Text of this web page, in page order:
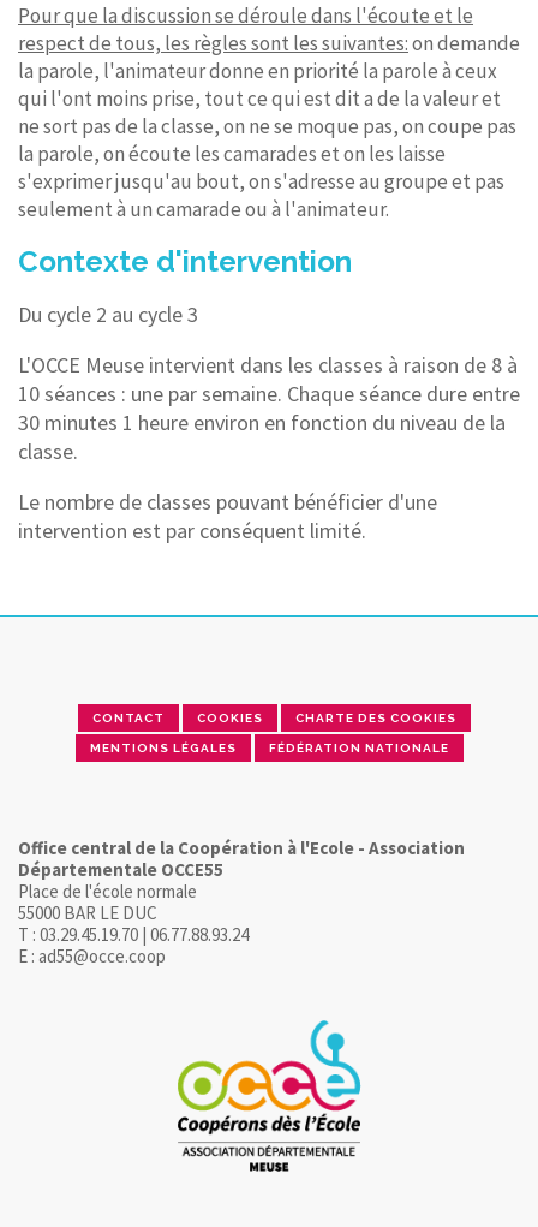
Pour que la discussion se déroule dans l'écoute et le
respect de tous, les règles sont les suivantes:on demande
la parole, l'animateur donne en priorité la parole à ceux
qui l'ont moins prise, tout ce qui est dit a de la valeur et
ne sort pas de la classe, on ne se moque pas, on coupe pas
la parole, on écoute les camarades et on les laisse
s'exprimer jusqu'au bout, on s'adresse au groupe et pas
seulement à un camarade ou à l'animateur.
Contexte d'intervention
Du cycle 2 au cycle 3
L'OCCE Meuse intervient dans les classes à raison de 8 à
10 séances : une par semaine. Chaque séance dure entre
30 minutes 1 heure environ en fonction du niveau de la
classe.
Le nombre de classes pouvant bénéficier d'une
intervention est par conséquent limité.
CONTACT COOKIES CHARTE DES COOKIES
MENTIONS LÉGALES FÉDÉRATION NATIONALE
Office central de la Coopération à l'Ecole - Association
Départementale OCCE55
Place de l'école normale
55000 BAR LE DUC
T : 03.29.45.19.70 | 06.77.88.93.24
E : ad55@occe.coop